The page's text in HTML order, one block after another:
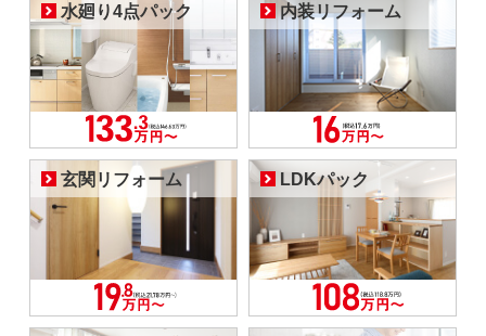
水廻り4点パック 内装リフォーム
玄関リフォーム LDKパック